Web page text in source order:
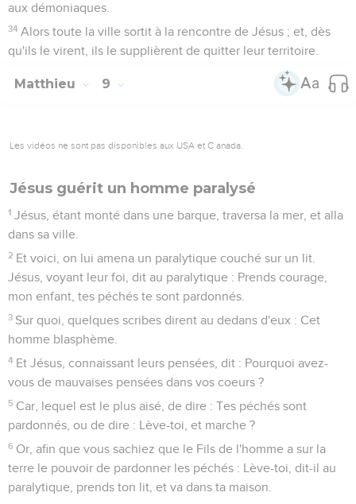
aux démoniaques.
34 Alors toute la ville sortit à la rencontre de Jésus ; et, dès
qu'ils le virent, ils le supplièrent de quitter leur territoire.
Matthieu 9
Les vidéos ne sont pas disponibles aux USA et C anada.
Jésus guérit un homme paralysé
1 Jésus, étant monté dans une barque, traversa la mer, et alla
dans sa ville.
2 Et voici, on lui amena un paralytique couché sur un lit.
Jésus, voyant leur foi, dit au paralytique : Prends courage,
mon enfant, tes péchés te sont pardonnés.
3 Sur quoi, quelques scribes dirent au dedans d'eux : Cet
homme blasphème.
4 Et Jésus, connaissant leurs pensées, dit : Pourquoi avez-
vous de mauvaises pensées dans vos coeurs ?
5 Car, lequel est le plus aisé, de dire : Tes péchés sont
pardonnés, ou de dire : Lève-toi, et marche ?
6 Or, afin que vous sachiez que le Fils de l'homme a sur la
terre le pouvoir de pardonner les péchés : Lève-toi, dit-il au
paralytique, prends ton lit, et va dans ta maison.